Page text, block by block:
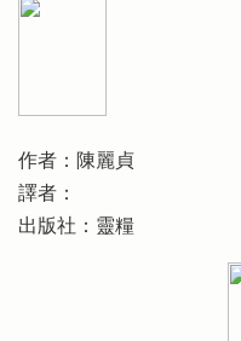
作者：陳麗貞
譯者：
出版社：靈糧